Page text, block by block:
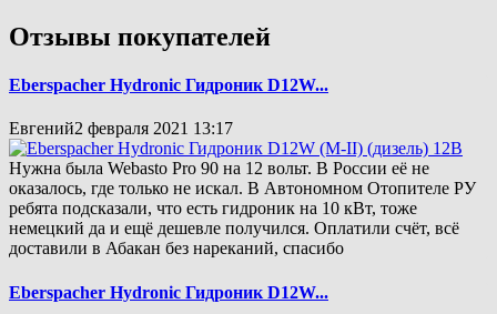
Отзывы покупателей
Eberspacher Hydronic Гидроник D12W...
Евгений2 февраля 2021 13:17
Нужна была Webasto Pro 90 на 12 вольт. В России её не
оказалось, где только не искал. В Автономном Отопителе РУ
ребята подсказали, что есть гидроник на 10 кВт, тоже
немецкий да и ещё дешевле получился. Оплатили счёт, всё
доставили в Абакан без нареканий, спасибо
Eberspacher Hydronic Гидроник D12W...